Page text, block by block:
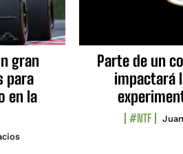
gran
para
en la
Parte de un
impactará
#NTF